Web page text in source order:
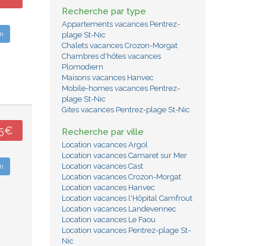
Recherche par type
Appartements vacances Pentrez-
plage St-Nic
Chalets vacances Crozon-Morgat
Chambres d'hôtes vacances
Plomodiern
Maisons vacances Hanvec
Mobile-homes vacances Pentrez-
plage St-Nic
Gites vacances Pentrez-plage St-Nic
Recherche par ville
Location vacances Argol
Location vacances Camaret sur Mer
Location vacances Cast
Location vacances Crozon-Morgat
Location vacances Hanvec
Location vacances l'Hôpital Camfrout
Location vacances Landevennec
Location vacances Le Faou
Location vacances Pentrez-plage St-
Nic